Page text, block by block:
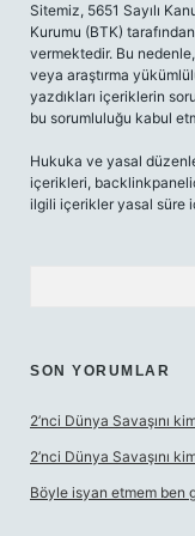
Sitemiz, 5651 Sayılı
Kurumu (BTK)
vermektedir. Bu
veya araştırma
yazdıkları içeriklerin
bu sorumluluğu kabul
Hukuka ve yasal
içerikleri,
ilgili içerikler yasal süre
SON YORUMLAR
2’nci Dünya Savaşını
2’nci Dünya Savaşını
Böyle isyan etmem ben